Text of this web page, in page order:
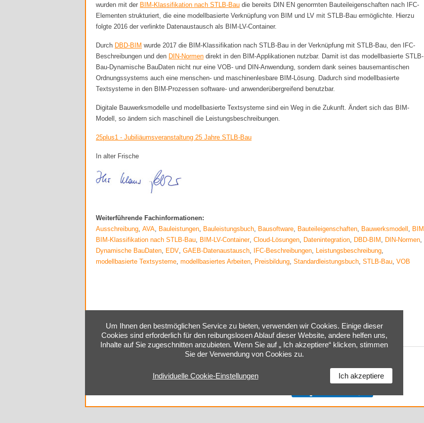
wurden mit der BIM-Klassifikation nach STLB-Bau die bereits DIN EN genormten Bauteileigenschaften nach IFC-
Elementen strukturiert, die eine modellbasierte Verknüpfung von BIM und LV mit STLB-Bau ermöglichte. Hierzu
folgte 2016 der verlinkte Datenaustausch als BIM-LV-Container.
Durch DBD-BIM wurde 2017 die BIM-Klassifikation nach STLB-Bau in der Verknüpfung mit STLB-Bau, den IFC-
Beschreibungen und den DIN-Normen direkt in den BIM-Applikationen nutzbar. Damit ist das modellbasierte STLB-
Bau-Dynamische BauDaten nicht nur eine VOB- und DIN-Anwendung, sondern dank seines bausemantischen
Ordnungssystems auch eine menschen- und maschinenlesbare BIM-Lösung. Dadurch sind modellbasierte
Textsysteme in den BIM-Prozessen software- und anwenderübergreifend benutzbar.
Digitale Bauwerksmodelle und modellbasierte Textsysteme sind ein Weg in die Zukunft. Ändert sich das BIM-
Modell, so ändern sich maschinell die Leistungsbeschreibungen.
25plus1 - Jubiliäumsveranstaltung 25 Jahre STLB-Bau
In alter Frische
Weiterführende Fachinformationen:
Ausschreibung, AVA, Bauleistungen, Bauleistungsbuch, Bausoftware, Bauteileigenschaften, Bauwerksmodell , BIM
BIM-Klassifikation nach STLB-Bau, BIM-LV-Container, Cloud-Lösungen, Datenintegration, DBD-BIM , DIN-Normen,
Dynamische BauDaten, EDV, GAEB-Datenaustausch, IFC-Beschreibungen, Leistungsbeschreibung,
modellbasierte Textsysteme, modellbasiertes Arbeiten, Preisbildung, Standardleistungsbuch, STLB-Bau, VOB
Home
Cookie-Einstellungen|
Datenschutzerklärung
Um Ihnen den bestmöglichen Service zu bieten, verwenden wir Cookies. Einige dieser
Cookies sind erforderlich für den reibungslosen Ablauf dieser Website, andere helfen uns,
Inhalte auf Sie zugeschnitten anzubieten. Wenn Sie auf „ Ich akzeptiere“ klicken, stimmen
Sie der Verwendung von Cookies zu.
Individuelle Cookie-Einstellungen Ich akzeptiere